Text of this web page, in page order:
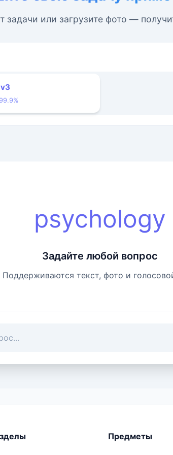
задачи или загрузите фото —
psychology
Задайте любой вопрос
Поддерживаются текст, фото и
Предметы